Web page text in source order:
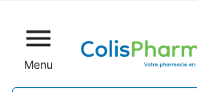

Menu